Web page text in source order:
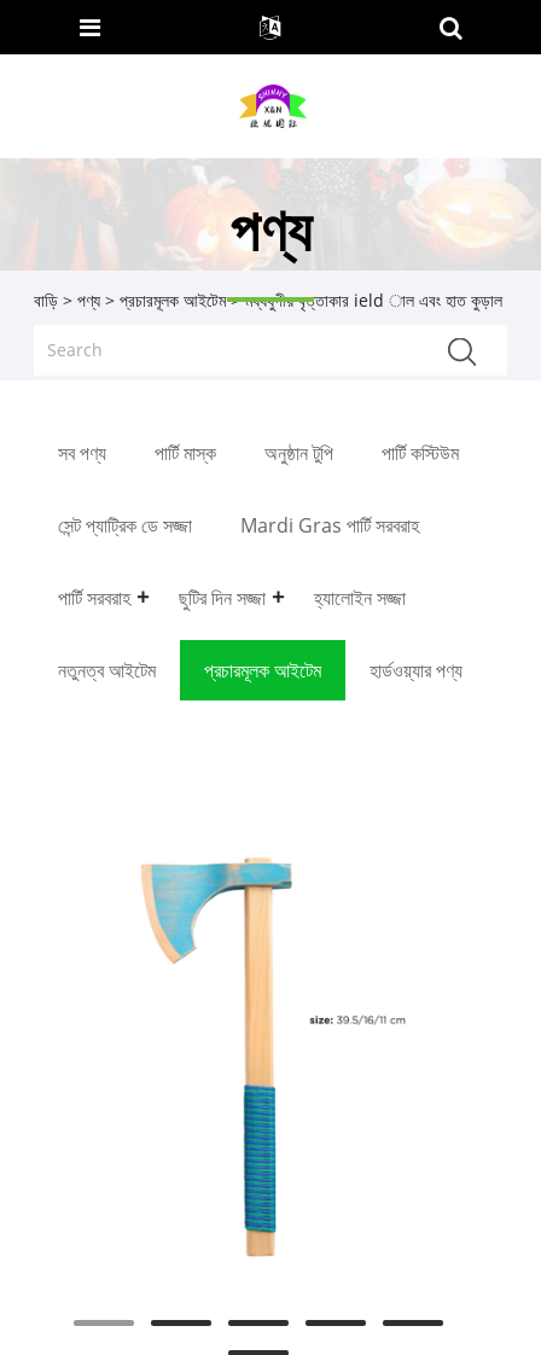
পণ্য
বাড়ি > পণ্য> প্রচারমূলক আইটেম> মধ্যযুগীয় বৃত্তাকার ield াল এবং হাত কুড়াল
সব পণ্য পার্টি মাস্ক অনুষ্ঠান টুপি পার্টি কস্টিউম
সেন্ট প্যাট্রিক ডে সজ্জা Mardi Gras পার্টি সরবরাহ
পার্টি সরবরাহ ছুটির দিন সজ্জা হ্যালোইন সজ্জা
নতুনত্ব আইটেম প্রচারমূলক আইটেম হার্ডওয়্যার পণ্য